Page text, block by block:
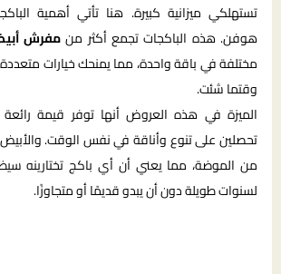
تستهلكي ميزانية كبيرة. هنا تأتي أهمية
هوفن. هذه الباكجات تجمع أكثر منمفرش
مختلفة في باقة واحدة، مما يمنحك خيارات
وقتما شئت.
الميزة في هذه العروض أنها توفر قيمة
تحصلين على تنوع وأناقة في نفس الوقت. والأبيض
من الموضة، مما يعني أن أي باكج تختارينه
لسنوات طويلة دون أن يبدو قديمًا أو متجاوزًا.